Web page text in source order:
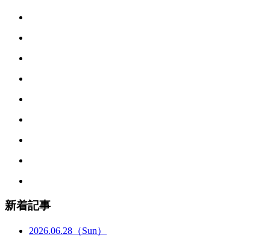
新着記事
2026.06.28 （Sun）